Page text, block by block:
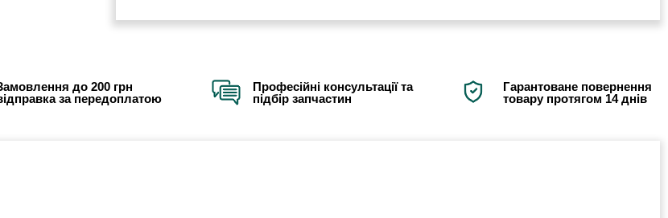
до 200 грн
за передоплатою
Професійні консультації та
підбір запчастин
Гарантоване повернення
товару протягом 14 днів